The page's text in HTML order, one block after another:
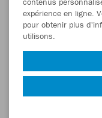
expérience en ligne.
pour obtenir plus
utilisons.